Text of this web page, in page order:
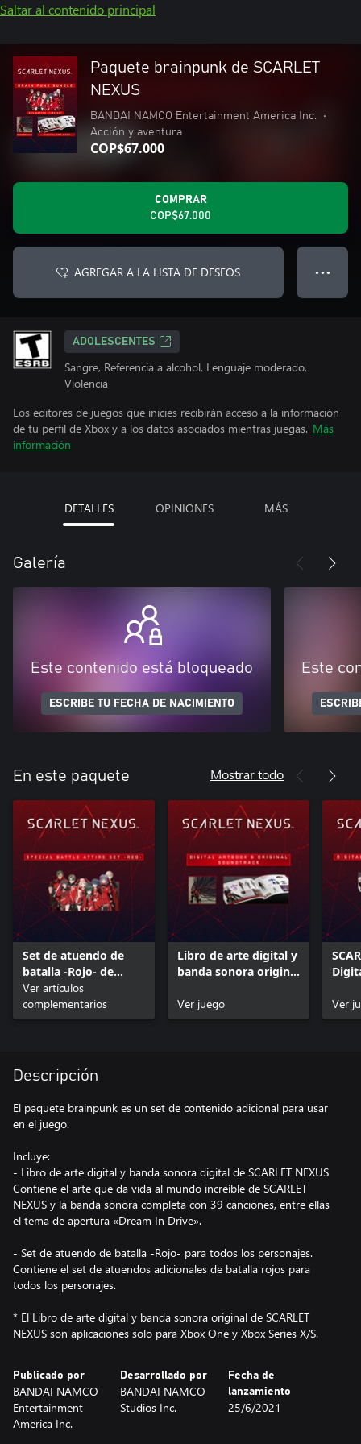
Saltar al contenido principal
Paquete brainpunk de SCARLET
NEXUS
BANDAI NAMCO Entertainment America Inc.
•
Acción y aventura
COP$67.000
COMPRAR
COP$67.000
AGREGAR A LA LISTA DE DESEOS ● ● ●
ADOLESCENTES
Sangre, Referencia a alcohol, Lenguaje moderado,
Violencia
Los editores de juegos que inicies recibirán acceso a la información
de tu perfil de Xbox y a los datos asociados mientras juegas. Más
información
DETALLES OPINIONES MÁS
Galería
Este contenido está bloqueado
ESCRIBE TU FECHA DE NACIMIENTO
Este
En este paquete Mostrar todo
Set de atuendo de
batalla -Rojo- de
SCARLET NEXUS
Ver artículos
complementarios
Libro de arte digital y
banda sonora original
Ver juego
Ver
Descripción
El paquete brainpunk es un set de contenido adicional para usar
en el juego.
Incluye:
- Libro de arte digital y banda sonora digital de SCARLET NEXUS
Contiene el arte que da vida al mundo increíble de SCARLET
NEXUS y la banda sonora completa con 39 canciones, entre ellas
el tema de apertura «Dream In Drive».
- Set de atuendo de batalla -Rojo- para todos los personajes.
Contiene el set de atuendos adicionales de batalla rojos para
todos los personajes.
* El Libro de arte digital y banda sonora original de SCARLET
NEXUS son aplicaciones solo para Xbox One y Xbox Series X/S.
Publicado por
BANDAI NAMCO
Entertainment
America Inc.
Desarrollado por
BANDAI NAMCO
Studios Inc.
Fecha de
lanzamiento
25/6/2021